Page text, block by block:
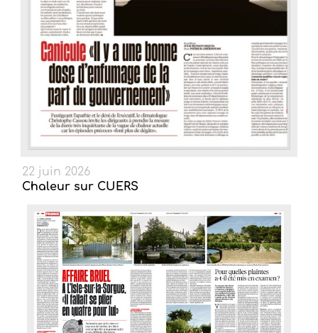
22 juin 2026
Chaleur sur CUERS